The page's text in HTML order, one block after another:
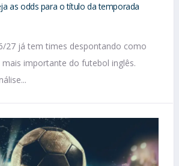
as odds para o título da temporada
27 já tem times despontando como
importante do futebol inglês.